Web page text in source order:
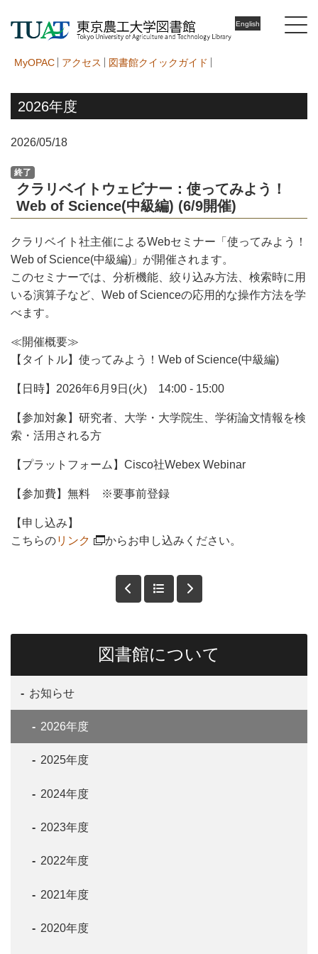
English
MyOPAC アクセス 図書館クイックガイド
図書館について
お知らせ
2026年度
2025年度
2024年度
2023年度
2022年度
2021年度
2020年度
2026年度
2026/05/18
終了
クラリベイトウェビナー：使ってみよう！
Web of Science(中級編) (6/9開催)
クラリベイト社主催によるWebセミナー「使ってみよう！
Web of Science(中級編)」が開催されます。
このセミナーでは、分析機能、絞り込み方法、検索時に用
いる演算子など、Web of Scienceの応用的な操作方法を学
べます。
≪開催概要≫
【タイトル】使ってみよう！Web of Science(中級編)
【日時】 2026年6月9日(火) 14:00 - 15:00
【参加対象】研究者、大学・大学院生、学術論文情報を検
索・活用される方
【プラットフォーム】 Cisco社Webex Webinar
【参加費】 無料 ※要事前登録
【申し込み】
こちらのリンク からお申し込みください。